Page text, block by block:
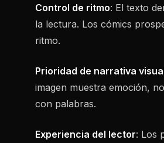
Control de ritmo: El texto
la lectura. Los cómics
ritmo.
Prioridad de narrativa
imagen muestra emoción,
con palabras.
Experiencia del lector: Los